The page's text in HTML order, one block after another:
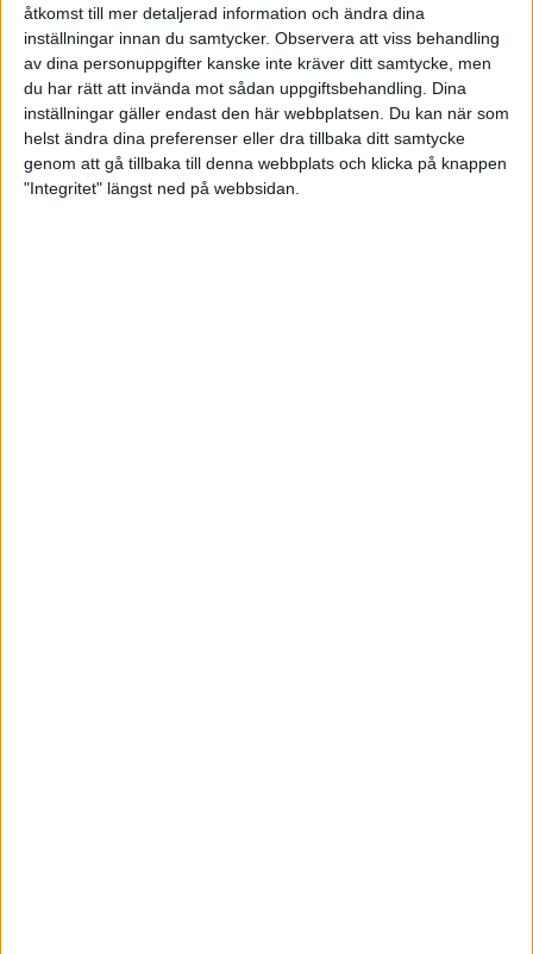
åtkomst till mer detaljerad information och ändra dina
inställningar innan du samtycker. Observera att viss behandling
av dina personuppgifter kanske inte kräver ditt samtycke, men
du har rätt att invända mot sådan uppgiftsbehandling. Dina
inställningar gäller endast den här webbplatsen. Du kan när som
helst ändra dina preferenser eller dra tillbaka ditt samtycke
genom att gå tillbaka till denna webbplats och klicka på knappen
"Integritet" längst ned på webbsidan.
Det blev en jämn kamp där till sist Finland drog det
längsta strået och vann med 24 poängs marginal.
Slutresultatet skrevs till 14376-14352. Peter
Andersson var poängbäst av de svenska herrarna
med 1306 poäng över sex serier. Erkki Koivuranta
slog högst av de finska herrarna med 1450 poäng.